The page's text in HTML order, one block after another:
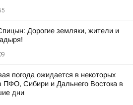
Дорогие земляки, жители и
погода ожидается в некоторых
ПФО, Сибири и Дальнего Востока в
дни